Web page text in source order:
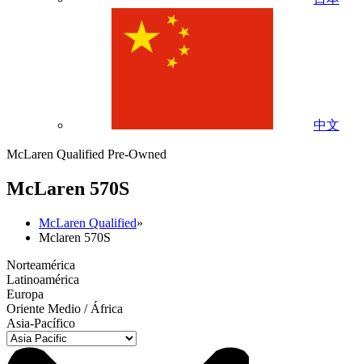
中文
McLaren Qualified Pre-Owned
McLaren 570S
McLaren Qualified»
Mclaren 570S
Norteamérica
Latinoamérica
Europa
Oriente Medio / África
Asia-Pacífico